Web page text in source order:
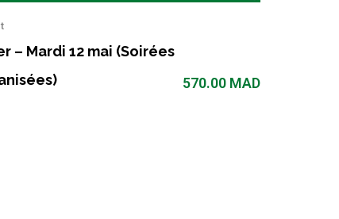
– Mardi 12 mai (Soirées
570.00 MAD